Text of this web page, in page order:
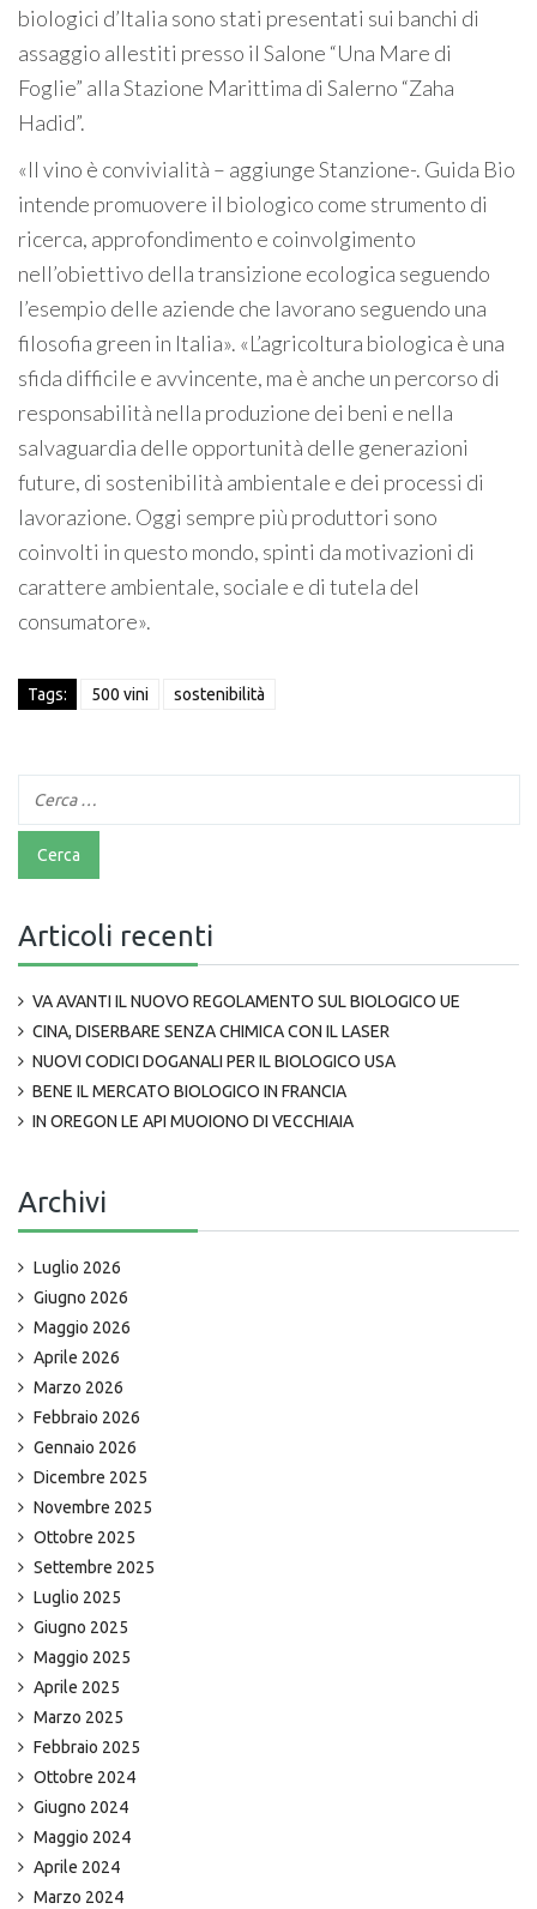
biologici d’Italia sono stati presentati sui banchi di
assaggio allestiti presso il Salone “Una Mare di
Foglie” alla Stazione Marittima di Salerno “Zaha
Hadid”.
«Il vino è convivialità – aggiunge Stanzione-. Guida Bio
intende promuovere il biologico come strumento di
ricerca, approfondimento e coinvolgimento
nell’obiettivo della transizione ecologica seguendo
l’esempio delle aziende che lavorano seguendo una
filosofia green in Italia». «L’agricoltura biologica è una
sfida difficile e avvincente, ma è anche un percorso di
responsabilità nella produzione dei beni e nella
salvaguardia delle opportunità delle generazioni
future, di sostenibilità ambientale e dei processi di
lavorazione. Oggi sempre più produttori sono
coinvolti in questo mondo, spinti da motivazioni di
carattere ambientale, sociale e di tutela del
consumatore».
Tags: 500 vini sostenibilità
Articoli recenti
VA AVANTI IL NUOVO REGOLAMENTO SUL BIOLOGICO UE
CINA, DISERBARE SENZA CHIMICA CON IL LASER
NUOVI CODICI DOGANALI PER IL BIOLOGICO USA
BENE IL MERCATO BIOLOGICO IN FRANCIA
IN OREGON LE API MUOIONO DI VECCHIAIA
Archivi
Luglio 2026
Giugno 2026
Maggio 2026
Aprile 2026
Marzo 2026
Febbraio 2026
Gennaio 2026
Dicembre 2025
Novembre 2025
Ottobre 2025
Settembre 2025
Luglio 2025
Giugno 2025
Maggio 2025
Aprile 2025
Marzo 2025
Febbraio 2025
Ottobre 2024
Giugno 2024
Maggio 2024
Aprile 2024
Marzo 2024